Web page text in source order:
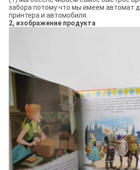
забора потому что мы имеем автомат
принтера и автомобиля.
2, изображение продукта